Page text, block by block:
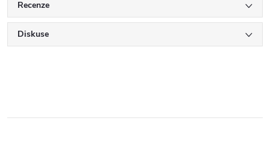
Recenze
Diskuse